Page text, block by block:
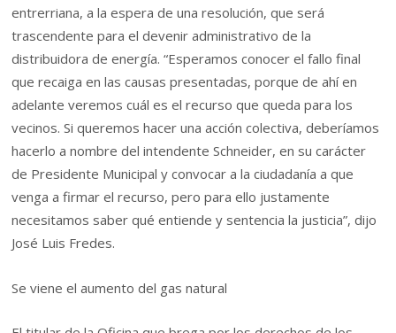
entrerriana, a la espera de una resolución, que será
trascendente para el devenir administrativo de la
distribuidora de energía. “Esperamos conocer el fallo final
que recaiga en las causas presentadas, porque de ahí en
adelante veremos cuál es el recurso que queda para los
vecinos. Si queremos hacer una acción colectiva, deberíamos
hacerlo a nombre del intendente Schneider, en su carácter
de Presidente Municipal y convocar a la ciudadanía a que
venga a firmar el recurso, pero para ello justamente
necesitamos saber qué entiende y sentencia la justicia”, dijo
José Luis Fredes.
Se viene el aumento del gas natural